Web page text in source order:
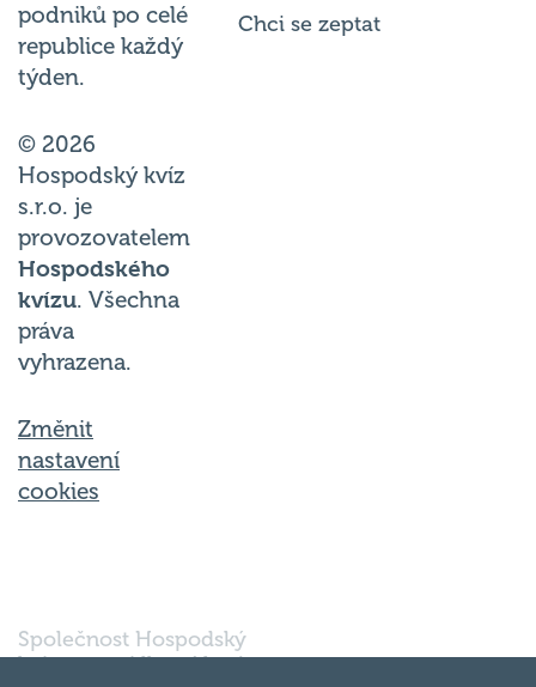
podniků po celé
republice každý
týden.
© 2026
Hospodský kvíz
s.r.o. je
provozovatelem
Hospodského
kvízu. Všechna
práva
vyhrazena.
Změnit
nastavení
cookies
Chci se zeptat
Společnost Hospodský
kvíz s.r.o., sídlem Nové